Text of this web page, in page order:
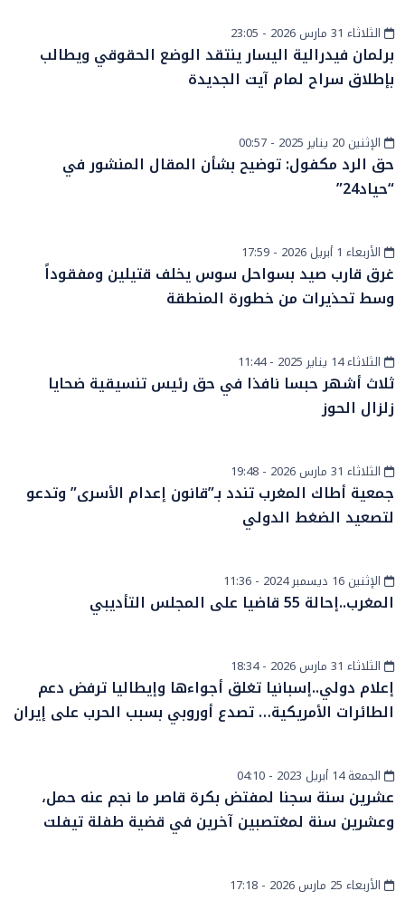
أخبار وطنيةالثلاثاء 31 مارس 2026 - 23:05
برلمان فيدرالية اليسار ينتقد الوضع الحقوقي ويطالب
بإطلاق سراح لمام آيت الجديدة
أخبار عامةالإثنين 20 يناير 2025 - 00:57
حق الرد مكفول: توضيح بشأن المقال المنشور في
“حياد24”
حوادث
الأربعاء 1 أبريل 2026 - 17:59
غرق قارب صيد بسواحل سوس يخلف قتيلين ومفقوداً
وسط تحذيرات من خطورة المنطقة
أخبار وطنيةالثلاثاء 14 يناير 2025 - 11:44
ثلاث أشهر حبسا نافذا في حق رئيس تنسيقية ضحايا
زلزال الحوز
أخبار عامةالثلاثاء 31 مارس 2026 - 19:48
جمعية أطاك المغرب تندد بـ”قانون إعدام الأسرى” وتدعو
لتصعيد الضغط الدولي
أخبار وطنيةالإثنين 16 ديسمبر 2024 - 11:36
المغرب..إحالة 55 قاضيا على المجلس التأديبي
دولي
الثلاثاء 31 مارس 2026 - 18:34
إعلام دولي..إسبانيا تغلق أجواءها وإيطاليا ترفض دعم
الطائرات الأمريكية… تصدع أوروبي بسبب الحرب على إيران
المزيد
الجمعة 14 أبريل 2023 - 04:10
عشرين سنة سجنا لمفتض بكرة قاصر ما نجم عنه حمل،
وعشرين سنة لمغتصبين آخرين في قضية طفلة تيفلت
أخبار الصحراءالأربعاء 25 مارس 2026 - 17:18